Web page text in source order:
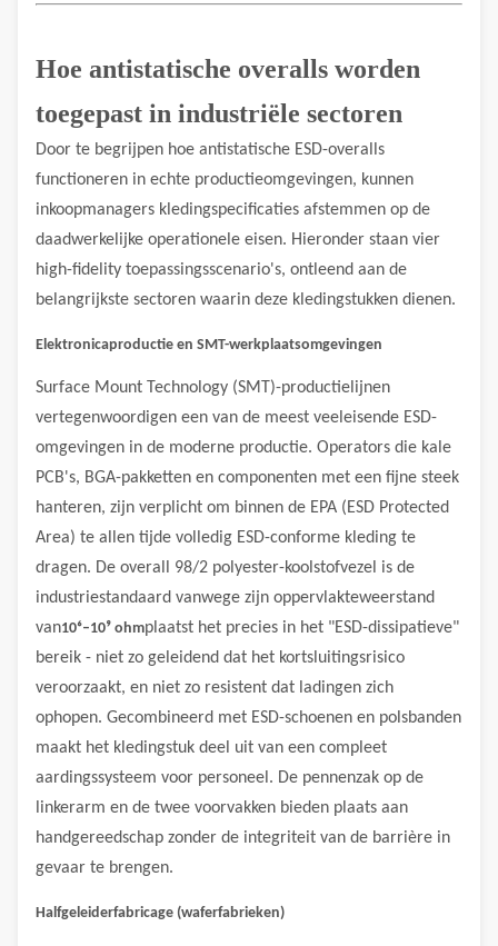
Hoe antistatische overalls worden
toegepast in industriële sectoren
Door te begrijpen hoe antistatische ESD-overalls
functioneren in echte productieomgevingen, kunnen
inkoopmanagers kledingspecificaties afstemmen op de
daadwerkelijke operationele eisen. Hieronder staan ​​vier
high-fidelity toepassingsscenario's, ontleend aan de
belangrijkste sectoren waarin deze kledingstukken dienen.
Elektronicaproductie en SMT-werkplaatsomgevingen
Surface Mount Technology (SMT)-productielijnen
vertegenwoordigen een van de meest veeleisende ESD-
omgevingen in de moderne productie. Operators die kale
PCB's, BGA-pakketten en componenten met een fijne steek
hanteren, zijn verplicht om binnen de EPA (ESD Protected
Area) te allen tijde volledig ESD-conforme kleding te
dragen. De overall 98/2 polyester-koolstofvezel is de
industriestandaard vanwege zijn oppervlakteweerstand
van10⁶–10⁹ ohmplaatst het precies in het "ESD-dissipatieve"
bereik - niet zo geleidend dat het kortsluitingsrisico
veroorzaakt, en niet zo resistent dat ladingen zich
ophopen. Gecombineerd met ESD-schoenen en polsbanden
maakt het kledingstuk deel uit van een compleet
aardingssysteem voor personeel. De pennenzak op de
linkerarm en de twee voorvakken bieden plaats aan
handgereedschap zonder de integriteit van de barrière in
gevaar te brengen.
Halfgeleiderfabricage (waferfabrieken)